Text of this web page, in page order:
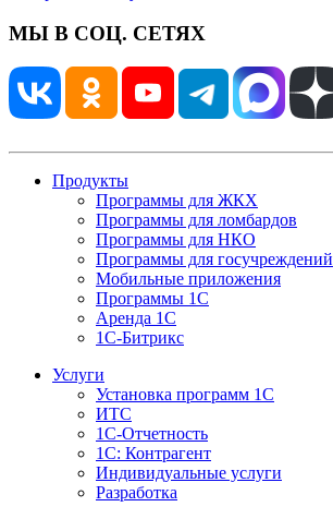
МЫ В СОЦ. СЕТЯХ
Продукты
Программы для ЖКХ
Программы для ломбардов
Программы для НКО
Программы для госучреждений
Мобильные приложения
Программы 1С
Аренда 1С
1С-Битрикс
Услуги
Установка программ 1С
ИТС
1С-Отчетность
1С: Контрагент
Индивидуальные услуги
Разработка